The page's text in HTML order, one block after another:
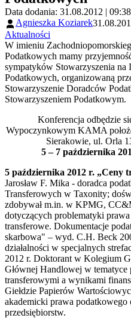
Data dodania: 31.08.2012 | 09:38
Agnieszka Koziarek
Aktualności
W imieniu
Podatkowych mamy
sympatyków Stowarzyszenia na
Podatkowych, organizowaną
Stowarzyszenie Doradców
Stowarzyszeniem Podatkowym.
Konferencja odbędzie
Wypoczynkowym KAMA
Sierakowie, ul. Orla
5 – 7 października
5 października 2012 r. „Ceny
Jarosław F. Mika - doradca
Transferowych w Taxonity;
zdobywał m.in. w KPMG,
dotyczących problematyki
transferowe. Dokumentacje
skarbowa" – wyd. C.H. Beck
działalności w specjalnych
2012 r. Doktorant w Kolegium
Głównej Handlowej w tematyce
transferowymi a wynikami
Giełdzie Papierów
akademicki prawa podatkowego
przedsiębiorstw.